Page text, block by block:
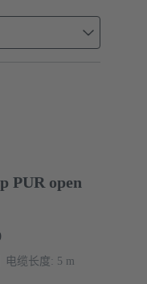
PUR open
电缆长度: 5 m